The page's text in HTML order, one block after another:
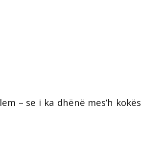
– se i ka dhënë mes’h kokës